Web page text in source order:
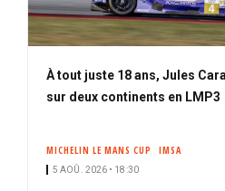
À tout juste 18 ans, Jules
sur deux continents en LMP3
MICHELIN LE MANS CUP IMSA
5 AOÛ. 2026 • 18:30